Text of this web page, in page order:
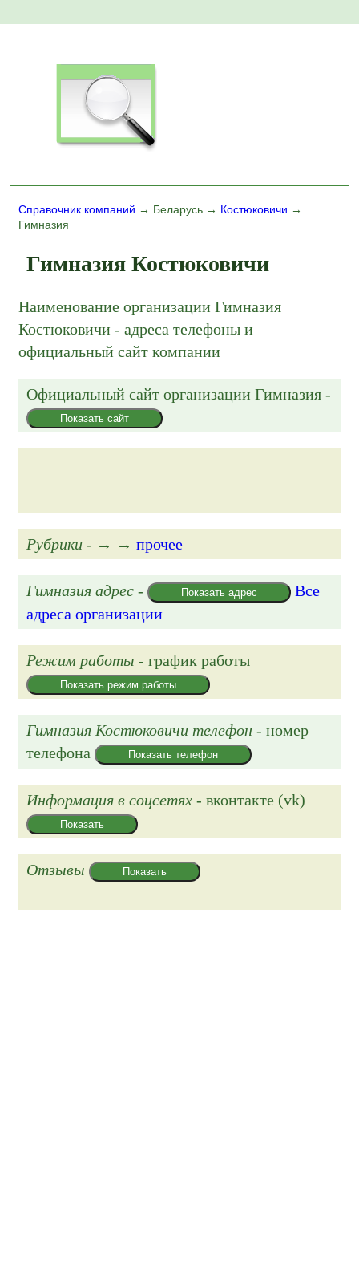
Справочник компаний → Беларусь → Костюковичи →
Гимназия
Гимназия Костюковичи
Наименование организации Гимназия
Костюковичи - адреса телефоны и
официальный сайт компании
Официальный сайт организацииГимназия -
Показать сайт
Рубрики - → →прочее
Гимназия адрес - Показать адрес
Все
адреса организации
Режим работы - график работы
Показать режим работы
Гимназия Костюковичи телефон - номер
телефона
Показать телефон
Информация в соцсетях - вконтакте (vk)
Показать
Отзывы Показать